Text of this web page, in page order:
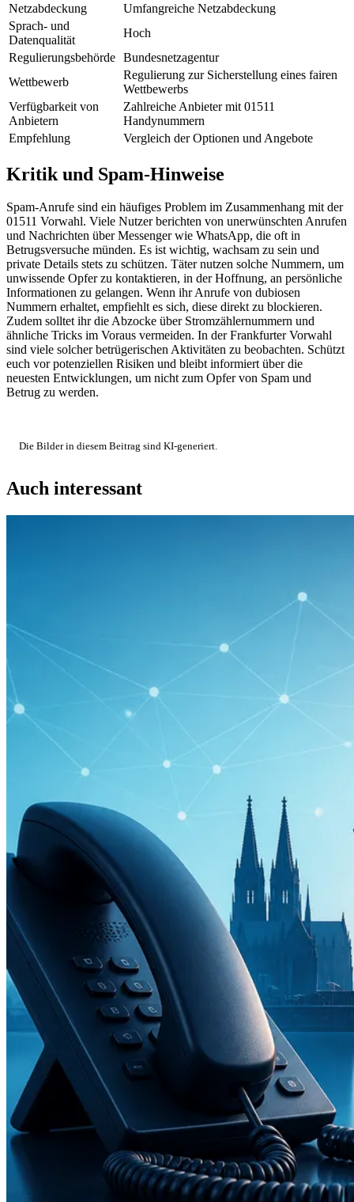
Netzabdeckung
Umfangreiche Netzabdeckung
Sprach- und
Datenqualität
Hoch
Regulierungsbehörde Bundesnetzagentur
Wettbewerb
Regulierung zur Sicherstellung eines fairen
Wettbewerbs
Verfügbarkeit von
Anbietern
Zahlreiche Anbieter mit 01511
Handynummern
Empfehlung
Vergleich der Optionen und Angebote
Kritik und Spam-Hinweise
Spam-Anrufe sind ein häufiges Problem im Zusammenhang mit der
01511 Vorwahl. Viele Nutzer berichten von unerwünschten Anrufen
und Nachrichten über Messenger wie WhatsApp, die oft in
Betrugsversuche münden. Es ist wichtig, wachsam zu sein und
private Details stets zu schützen. Täter nutzen solche Nummern, um
unwissende Opfer zu kontaktieren, in der Hoffnung, an persönliche
Informationen zu gelangen. Wenn ihr Anrufe von dubiosen
Nummern erhaltet, empfiehlt es sich, diese direkt zu blockieren.
Zudem solltet ihr die Abzocke über Stromzählernummern und
ähnliche Tricks im Voraus vermeiden. In der Frankfurter Vorwahl
sind viele solcher betrügerischen Aktivitäten zu beobachten. Schützt
euch vor potenziellen Risiken und bleibt informiert über die
neuesten Entwicklungen, um nicht zum Opfer von Spam und
Betrug zu werden.
Die Bilder in diesem Beitrag sind KI-generiert.
Auch interessant